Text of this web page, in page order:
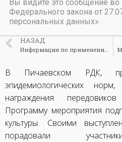
20
НАЗАД
В Пичаевском РДК,
эпидемиологических
награждения
Программу мероприятия
культуры. Своими
порадовали
Вы видите это сообщение во
Федерального закона от
персональных данных».